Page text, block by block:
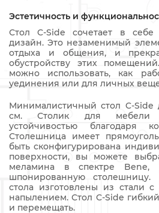
Эстетичность и
Стол C-Side сочетает в себе
дизайн. Это незаменимый
отдыха и общения, и
обустройству этих
можно использовать, как
уединения или для личных
Минималистичный стол C-Side
см. Столик для мебели
устойчивостью благодаря
Столешница имеет
быть сконфигурирована
поверхности, вы можете
меламина в спектре
шпонированную
стола изготовлены из стали
напылением. Стол C-Side
и перемещать.